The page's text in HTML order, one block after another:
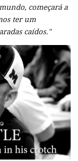
começará a
ter um
caídos."